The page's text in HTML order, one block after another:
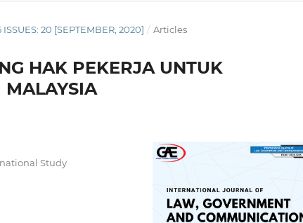
20 [SEPTEMBER, 2020] / Articles
HAK PEKERJA UNTUK
MALAYSIA
Study